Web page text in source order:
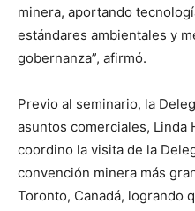
minera, aportando
estándares ambientales y
gobernanza”, afirmó.
Previo al seminario, la
asuntos comerciales, Linda
coordino la visita de la
convención minera más
Toronto, Canadá, logrando